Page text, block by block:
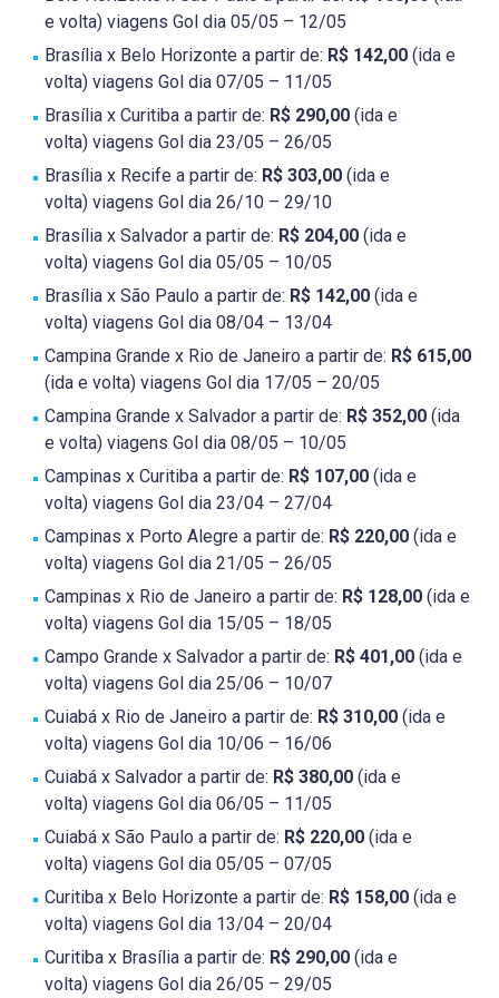
e volta) viagens Gol dia 05/05 – 12/05
Brasília x Belo Horizonte a partir de: R$ 142,00 (ida e
volta) viagens Gol dia 07/05 – 11/05
Brasília x Curitiba a partir de: R$ 290,00 (ida e
volta) viagens Gol dia 23/05 – 26/05
Brasília x Recife a partir de: R$ 303,00 (ida e
volta) viagens Gol dia 26/10 – 29/10
Brasília x Salvador a partir de: R$ 204,00 (ida e
volta) viagens Gol dia 05/05 – 10/05
Brasília x São Paulo a partir de: R$ 142,00 (ida e
volta) viagens Gol dia 08/04 – 13/04
Campina Grande x Rio de Janeiro a partir de: R$ 615,00
(ida e volta) viagens Gol dia 17/05 – 20/05
Campina Grande x Salvador a partir de: R$ 352,00 (ida
e volta) viagens Gol dia 08/05 – 10/05
Campinas x Curitiba a partir de: R$ 107,00 (ida e
volta) viagens Gol dia 23/04 – 27/04
Campinas x Porto Alegre a partir de: R$ 220,00 (ida e
volta) viagens Gol dia 21/05 – 26/05
Campinas x Rio de Janeiro a partir de: R$ 128,00 (ida e
volta) viagens Gol dia 15/05 – 18/05
Campo Grande x Salvador a partir de: R$ 401,00 (ida e
volta) viagens Gol dia 25/06 – 10/07
Cuiabá x Rio de Janeiro a partir de: R$ 310,00 (ida e
volta) viagens Gol dia 10/06 – 16/06
Cuiabá x Salvador a partir de: R$ 380,00 (ida e
volta) viagens Gol dia 06/05 – 11/05
Cuiabá x São Paulo a partir de: R$ 220,00 (ida e
volta) viagens Gol dia 05/05 – 07/05
Curitiba x Belo Horizonte a partir de: R$ 158,00 (ida e
volta) viagens Gol dia 13/04 – 20/04
Curitiba x Brasília a partir de: R$ 290,00 (ida e
volta) viagens Gol dia 26/05 – 29/05